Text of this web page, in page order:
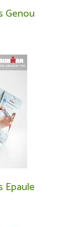
Genou
Epaule